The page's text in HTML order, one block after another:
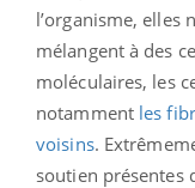
l’organisme, elles
mélangent à des
moléculaires, les
notamment les
voisins.
soutien présentes